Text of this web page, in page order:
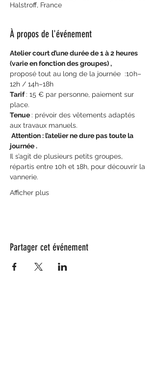
Halstroff, France
À propos de l'événement
Atelier court d’une durée de 1 à 2 heures
(varie en fonction des groupes) ,
proposé tout au long de la journée  :10h–
12h / 14h–18h
Tarif : 15 € par personne, paiement sur
place.
Tenue : prévoir des vêtements adaptés
aux travaux manuels.
journée .
Il s’agit de plusieurs petits groupes,
répartis entre 10h et 18h, pour découvrir la
vannerie.
Afficher plus
Partager cet événement